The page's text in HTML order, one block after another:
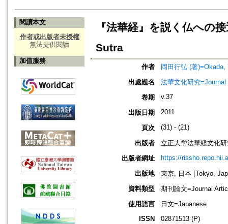
閱讀本文
作者或出版者未授權
無法提供閱讀
加值服務
『法華経』を説く仏へ
Sutra
作者
岡田行弘 (著)=Okada,
出處題名
法華文化研究
卷期
v.37
出版日期 2011
頁次 (31) - (21)
出版者
立正大学法華経文化
出版者網址
https://
出版地
東京, 日本 [Tokyo,
資料類型
期刊論文=Journal
使用語言
日文=Japanese
ISSN
02871513 (P)